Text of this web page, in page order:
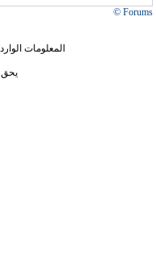
Forums ©
المعلومات
يحق